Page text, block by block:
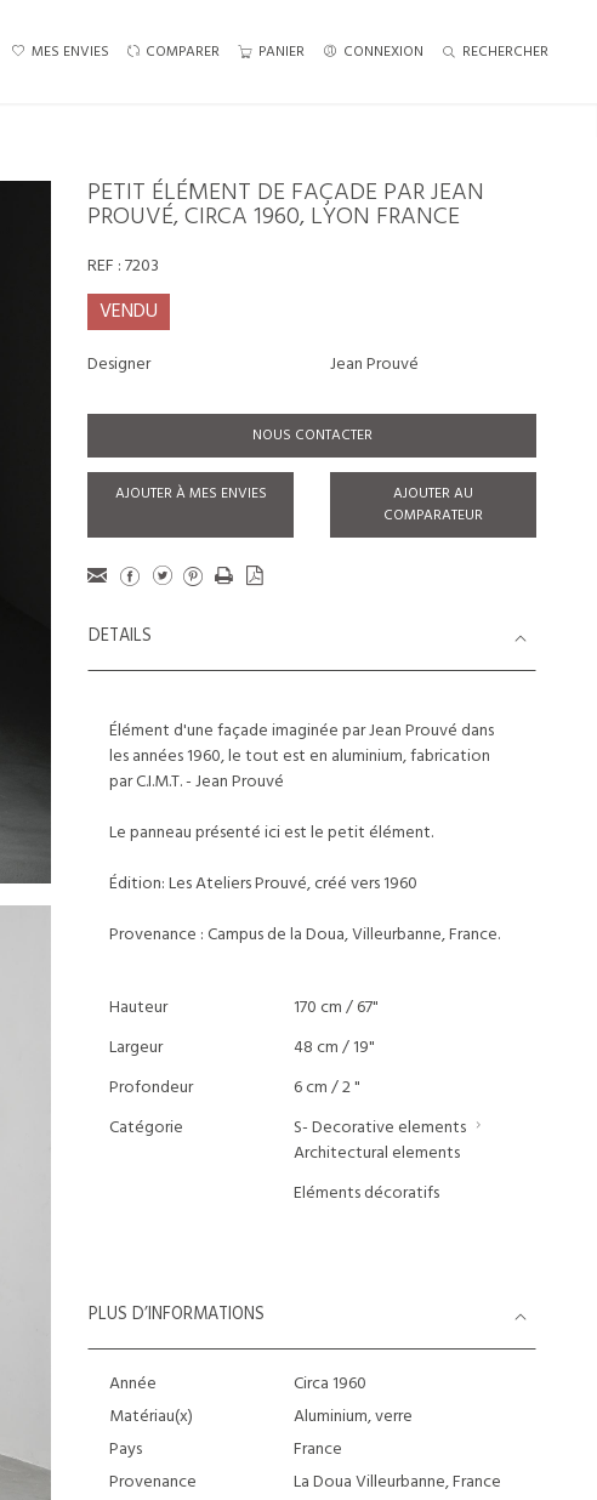
MES ENVIES COMPARER PANIER CONNEXION RECHERCHER
PETIT ÉLÉMENT DE FAÇADE PAR JEAN
PROUVÉ, CIRCA 1960, LYON FRANCE
REF :7203
VENDU
Designer Jean Prouvé
NOUS CONTACTER
AJOUTER À MES ENVIES
AJOUTER AU
COMPARATEUR
DETAILS
Élément d'une façade imaginée par Jean Prouvé dans
les années 1960, le tout est en aluminium, fabrication
par C.I.M.T. - Jean Prouvé
Le panneau présenté ici est le petit élément.
Édition: Les Ateliers Prouvé, créé vers 1960
Provenance : Campus de la Doua, Villeurbanne, France.
Hauteur
170 cm / 67"
Largeur
48 cm / 19"
Profondeur
6 cm / 2 "
Catégorie
S- Decorative elements
Architectural elements
Eléments décoratifs
PLUS D’INFORMATIONS
Année
Circa 1960
Matériau(x)
Aluminium, verre
Pays
France
Provenance
La Doua Villeurbanne, France